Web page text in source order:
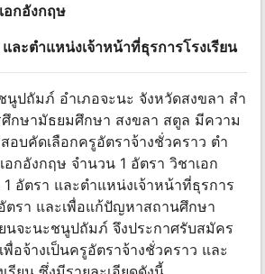
อกอังกฤษ
ละตําแหน่งเจ้าหน้าที่ธุรการโรงเรียน
นูปถัมภ์ อําเภอจะนะ จังหวัดสงขลา สํา
กษามัธยมศึกษา สงขลา สตูล มีความ
อบคัดเลือกครูอัตราจ้างชั่วคราว ตํา
กอังกฤษ จํานวน 1 อัตรา วิชาเอก
อัตรา และตําแหน่งเจ้าหน้าที่ธุรการ
ตรา และเพื่อแก้ปัญหาสถานศึกษา
นจะนะชนูปถัมภ์ จึงประกาศรับสมัคร
อจ้างเป็นครูอัตราจ้างชั่วคราว และ